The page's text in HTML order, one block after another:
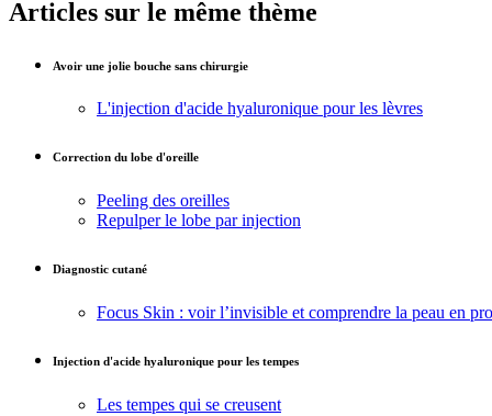
Articles sur le même thème
Avoir une jolie bouche sans chirurgie
L'injection d'acide hyaluronique pour les lèvres
Correction du lobe d'oreille
Peeling des oreilles
Repulper le lobe par injection
Diagnostic cutané
Focus Skin : voir l’invisible et comprendre la peau en
Injection d'acide hyaluronique pour les tempes
Les tempes qui se creusent